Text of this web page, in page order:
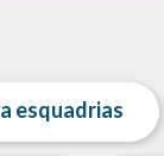
esquadrias